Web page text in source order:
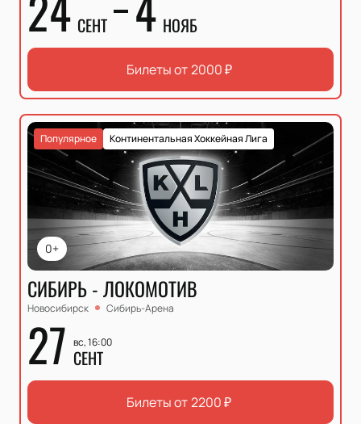
СЕНТ НОЯБ
Билеты от 2000₽
0+
Континентальная Хоккейная Лига
Популярное
СИБИРЬ - ЛОКОМОТИВ
Новосибирск Сибирь-Арена
27 вс, 16:00
СЕНТ
Билеты от2200₽